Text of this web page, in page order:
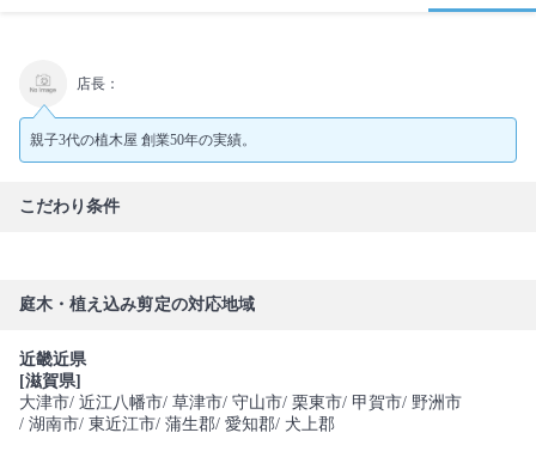
店長：
親子3代の植木屋 創業50年の実績。
こだわり条件
庭木・植え込み剪定の対応地域
近畿近県
[滋賀県]
大津市/ 近江八幡市/ 草津市/ 守山市/ 栗東市/ 甲賀市/ 野洲市
/ 湖南市/ 東近江市/ 蒲生郡/ 愛知郡/ 犬上郡